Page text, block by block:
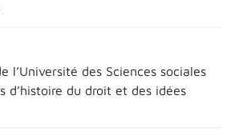
l’Université des Sciences sociales
d’histoire du droit et des idées